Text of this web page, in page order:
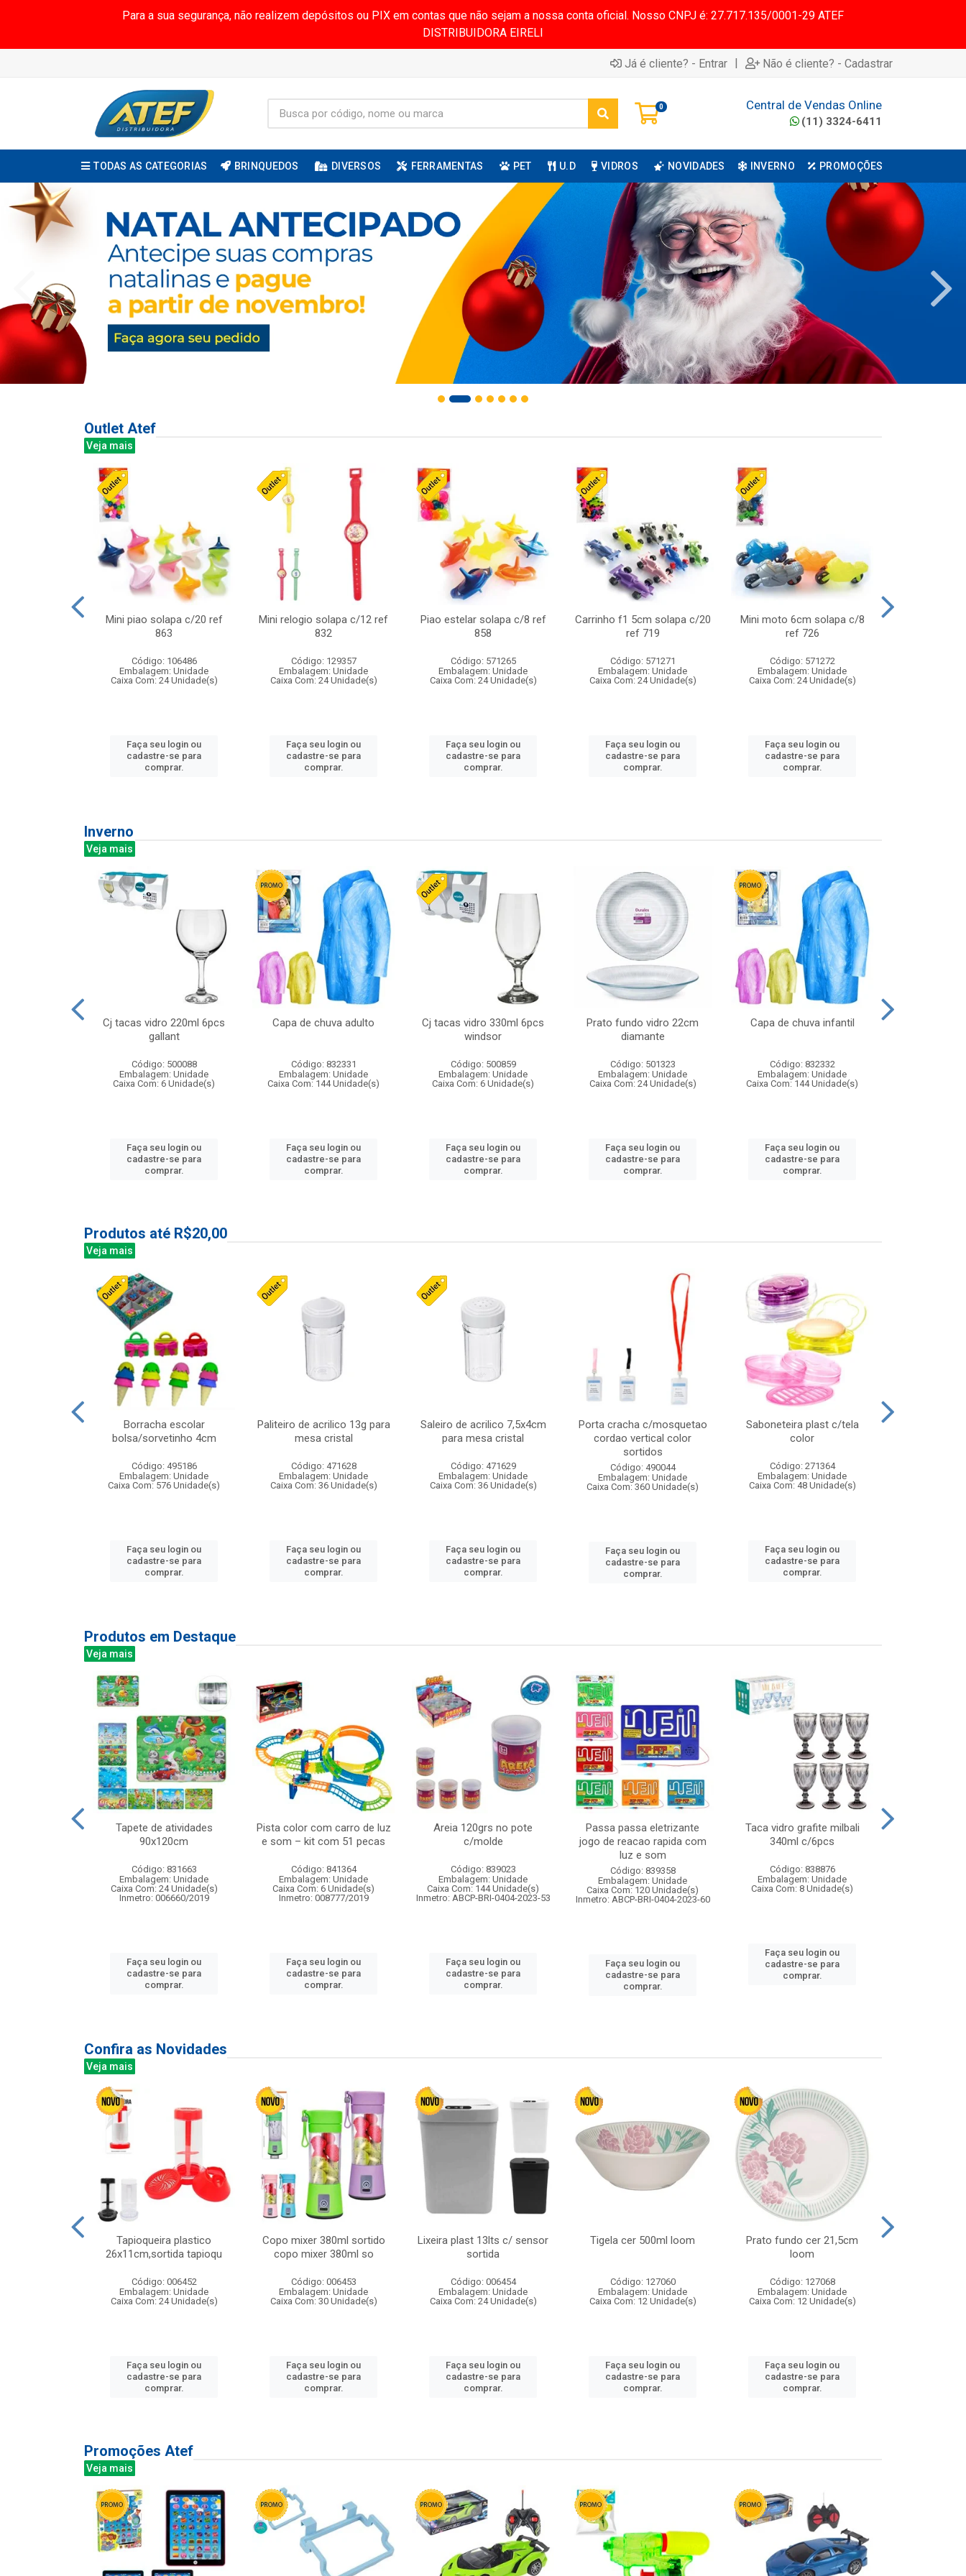
Para a sua segurança, não realizem depósitos ou PIX em contas que não sejam a nossa conta oficial. Nosso CNPJ é: 27.717.135/0001-29 ATEF
DISTRIBUIDORA EIRELI
Já é cliente? - Entrar | Não é cliente? - Cadastrar
0 Central de Vendas Online
(11) 3324-6411
TODAS AS CATEGORIAS BRINQUEDOS DIVERSOS FERRAMENTAS PET U.D VIDROS NOVIDADES INVERNO PROMOÇÕES
Outlet Atef
Veja mais
Mini piao solapa c/20 ref
863
Código: 106486
Embalagem: Unidade
Caixa Com: 24 Unidade(s)
Faça seu login ou
cadastre-se para
comprar.
Mini relogio solapa c/12 ref
832
Código: 129357
Embalagem: Unidade
Caixa Com: 24 Unidade(s)
Faça seu login ou
cadastre-se para
comprar.
Piao estelar solapa c/8 ref
858
Código: 571265
Embalagem: Unidade
Caixa Com: 24 Unidade(s)
Faça seu login ou
cadastre-se para
comprar.
Carrinho f1 5cm solapa c/20
ref 719
Código: 571271
Embalagem: Unidade
Caixa Com: 24 Unidade(s)
Faça seu login ou
cadastre-se para
comprar.
Mini moto 6cm solapa c/8
ref 726
Código: 571272
Embalagem: Unidade
Caixa Com: 24 Unidade(s)
Faça seu login ou
cadastre-se para
comprar.
Inverno
Veja mais
Cj tacas vidro 220ml 6pcs
gallant
Código: 500088
Embalagem: Unidade
Caixa Com: 6 Unidade(s)
Faça seu login ou
cadastre-se para
comprar.
Capa de chuva adulto
Código: 832331
Embalagem: Unidade
Caixa Com: 144 Unidade(s)
Faça seu login ou
cadastre-se para
comprar.
Cj tacas vidro 330ml 6pcs
windsor
Código: 500859
Embalagem: Unidade
Caixa Com: 6 Unidade(s)
Faça seu login ou
cadastre-se para
comprar.
Prato fundo vidro 22cm
diamante
Código: 501323
Embalagem: Unidade
Caixa Com: 24 Unidade(s)
Faça seu login ou
cadastre-se para
comprar.
Capa de chuva infantil
Código: 832332
Embalagem: Unidade
Caixa Com: 144 Unidade(s)
Faça seu login ou
cadastre-se para
comprar.
Produtos até R$20,00
Veja mais
Borracha escolar
bolsa/sorvetinho 4cm
Código: 495186
Embalagem: Unidade
Caixa Com: 576 Unidade(s)
Faça seu login ou
cadastre-se para
comprar.
Paliteiro de acrilico 13g para
mesa cristal
Código: 471628
Embalagem: Unidade
Caixa Com: 36 Unidade(s)
Faça seu login ou
cadastre-se para
comprar.
Saleiro de acrilico 7,5x4cm
para mesa cristal
Código: 471629
Embalagem: Unidade
Caixa Com: 36 Unidade(s)
Faça seu login ou
cadastre-se para
comprar.
Porta cracha c/mosquetao
cordao vertical color
sortidos
Código: 490044
Embalagem: Unidade
Caixa Com: 360 Unidade(s)
Faça seu login ou
cadastre-se para
comprar.
Saboneteira plast c/tela
color
Código: 271364
Embalagem: Unidade
Caixa Com: 48 Unidade(s)
Faça seu login ou
cadastre-se para
comprar.
Produtos em Destaque
Veja mais
Tapete de atividades
90x120cm
Código: 831663
Embalagem: Unidade
Caixa Com: 24 Unidade(s)
Inmetro: 006660/2019
Faça seu login ou
cadastre-se para
comprar.
Pista color com carro de luz
e som – kit com 51 pecas
Código: 841364
Embalagem: Unidade
Caixa Com: 6 Unidade(s)
Inmetro: 008777/2019
Faça seu login ou
cadastre-se para
comprar.
Areia 120grs no pote
c/molde
Código: 839023
Embalagem: Unidade
Caixa Com: 144 Unidade(s)
Inmetro: ABCP-BRI-0404-2023-53
Faça seu login ou
cadastre-se para
comprar.
Passa passa eletrizante
jogo de reacao rapida com
luz e som
Código: 839358
Embalagem: Unidade
Caixa Com: 120 Unidade(s)
Inmetro: ABCP-BRI-0404-2023-60
Faça seu login ou
cadastre-se para
comprar.
Taca vidro grafite milbali
340ml c/6pcs
Código: 838876
Embalagem: Unidade
Caixa Com: 8 Unidade(s)
Faça seu login ou
cadastre-se para
comprar.
Confira as Novidades
Veja mais
Tapioqueira plastico
26x11cm,sortida tapioqu
Código: 006452
Embalagem: Unidade
Caixa Com: 24 Unidade(s)
Faça seu login ou
cadastre-se para
comprar.
Copo mixer 380ml sortido
copo mixer 380ml so
Código: 006453
Embalagem: Unidade
Caixa Com: 30 Unidade(s)
Faça seu login ou
cadastre-se para
comprar.
Lixeira plast 13lts c/ sensor
sortida
Código: 006454
Embalagem: Unidade
Caixa Com: 24 Unidade(s)
Faça seu login ou
cadastre-se para
comprar.
Tigela cer 500ml loom
Código: 127060
Embalagem: Unidade
Caixa Com: 12 Unidade(s)
Faça seu login ou
cadastre-se para
comprar.
Prato fundo cer 21,5cm
loom
Código: 127068
Embalagem: Unidade
Caixa Com: 12 Unidade(s)
Faça seu login ou
cadastre-se para
comprar.
Promoções Atef
Veja mais